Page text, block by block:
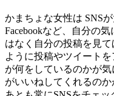
かまちょな女性は SNSが
Facebookなど、自分の
はなく自分の投稿を見
ように投稿やツイート
が何をしているのかが
がいいねしてくれるの